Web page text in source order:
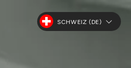
SCHWEIZ (DE)